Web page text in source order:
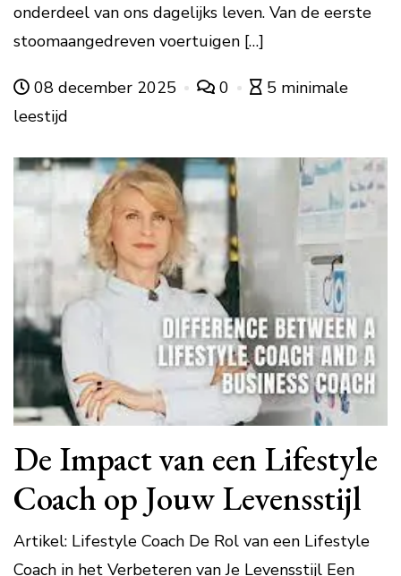
onderdeel van ons dagelijks leven. Van de eerste
stoomaangedreven voertuigen […]
08 december 2025 0
5 minimale
leestijd
De Impact van een Lifestyle
Coach op Jouw Levensstijl
Artikel: Lifestyle Coach De Rol van een Lifestyle
Coach in het Verbeteren van Je Levensstijl Een